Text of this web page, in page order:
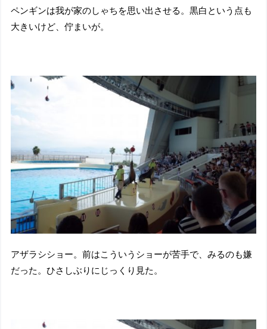
ペンギンは我が家のしゃちを思い出させる。黒白という点も
大きいけど、佇まいが。
アザラシショー。前はこういうショーが苦手で、みるのも嫌
だった。ひさしぶりにじっくり見た。